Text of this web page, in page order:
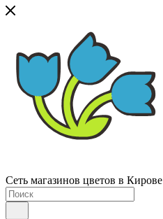
Сеть магазинов цветов в Кирове